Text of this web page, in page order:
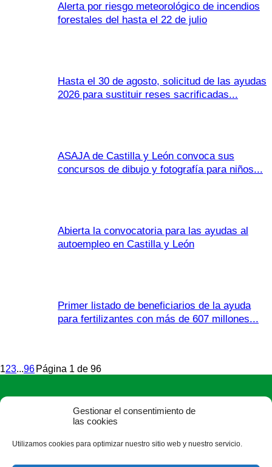
Gestionar el consentimiento de
las cookies
Utilizamos cookies para optimizar nuestro sitio web y nuestro servicio.
Alerta por riesgo meteorológico de incendios
forestales del hasta el 22 de julio
Hasta el 30 de agosto, solicitud de las ayudas
2026 para sustituir reses sacrificadas...
ASAJA de Castilla y León convoca sus
concursos de dibujo y fotografía para niños...
Abierta la convocatoria para las ayudas al
autoempleo en Castilla y León
Primer listado de beneficiarios de la ayuda
para fertilizantes con más de 607 millones...
123...96 Página 1 de 96
ASAJA Salamanca - Jóvenes Agricultores